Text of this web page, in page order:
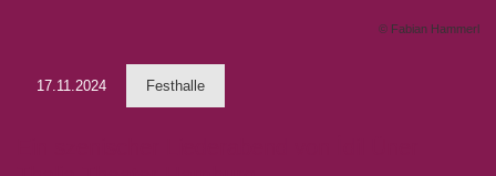
© Fabian Hammerl
17.11.2024 Festhalle